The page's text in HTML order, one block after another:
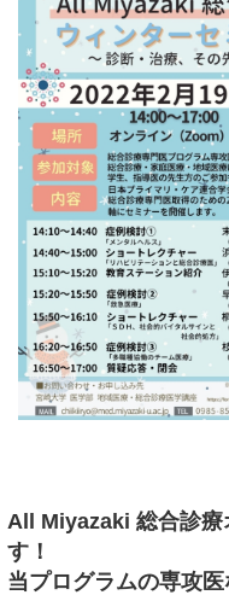
All Miyazaki 総合診療
す！
当プログラムの専攻